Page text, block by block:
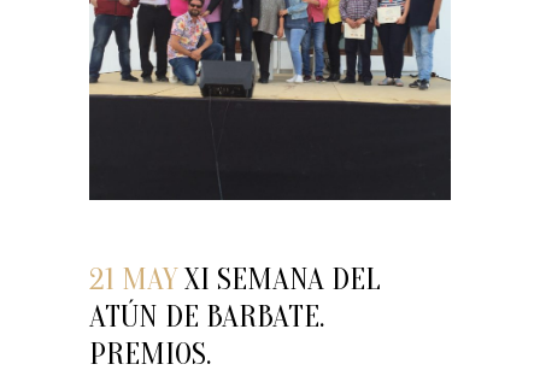
21 MAYXI SEMANA DEL
ATÚN DE BARBATE.
PREMIOS.